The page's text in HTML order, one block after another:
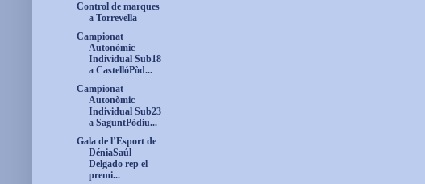
Control de marques
a Torrevella
Campionat
Autonòmic
Individual Sub18
a CastellóPòd...
Campionat
Autonòmic
Individual Sub23
a SaguntPòdiu...
Gala de l’Esport de
DéniaSaúl
Delgado rep el
premi...